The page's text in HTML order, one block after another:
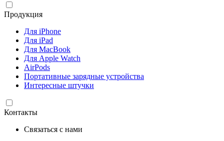
Продукция
Для iPhone
Для iPad
Для MacBook
Для Apple Watch
AirPods
Портативные зарядные устройства
Интересные штучки
Контакты
Связаться с нами